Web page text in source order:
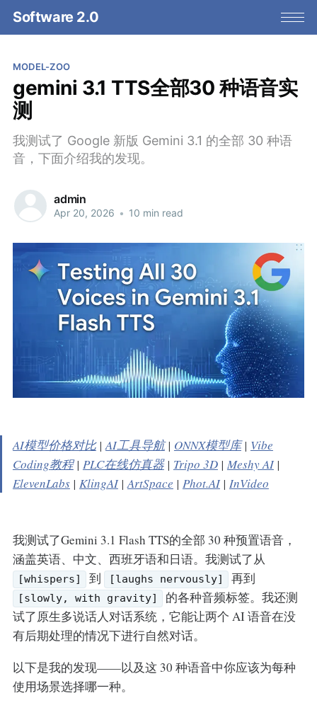
Software 2.0
MODEL-ZOO
gemini 3.1 TTS全部30 种语音实
测
我测试了 Google 新版 Gemini 3.1 的全部 30 种语
音，下面介绍我的发现。
admin
Apr 20, 2026 • 10 min read
AI模型价格对比|AI工具导航| ONNX模型库| Vibe
Coding教程| PLC在线仿真器| Tripo 3D| Meshy AI|
ElevenLabs| KlingAI|ArtSpace | Phot.AI| InVideo
我测试了Gemini 3.1 Flash TTS的全部 30 种预置语音，
涵盖英语、中文、西班牙语和日语。我测试了从
[whispers] 到 [laughs nervously] 再到
[slowly, with gravity]
的各种音频标签。我还测
试了原生多说话人对话系统，它能让两个 AI 语音在没
有后期处理的情况下进行自然对话。
以下是我的发现——以及这 30 种语音中你应该为每种
使用场景选择哪一种。